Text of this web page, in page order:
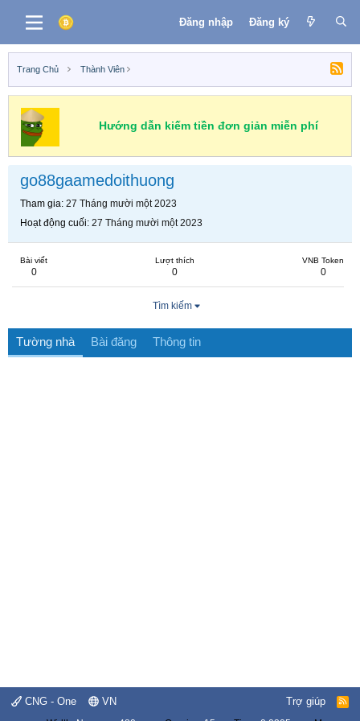
Đăng nhập Đăng ký
Trang Chủ Thành Viên
Hướng dẫn kiếm tiền đơn giản miễn phí
go88gaamedoithuong
Tham gia 27 Tháng mười một 2023
Hoạt động cuối 27 Tháng mười một 2023
Bài viết
0
Lượt thích
0
VNB Token
0
Tìm kiếm
Tường nhà Bài đăng Thông tin
CNG - One VN Trợ giúp
R